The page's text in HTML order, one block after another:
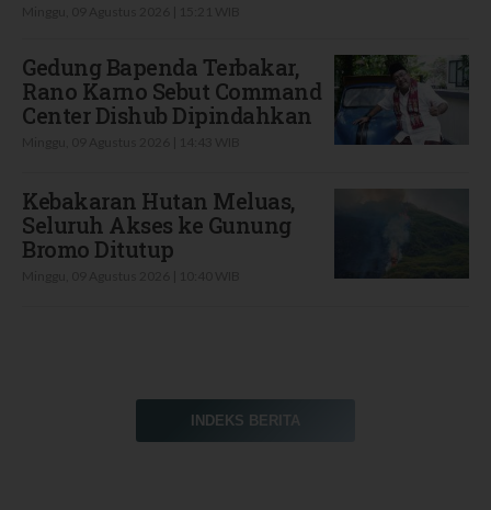
Gedung Bapenda Terbakar,
Rano Karno Sebut Command
Center Dishub Dipindahkan
Kebakaran Hutan Meluas,
Seluruh Akses ke Gunung
Bromo Ditutup
INDEKS BERITA